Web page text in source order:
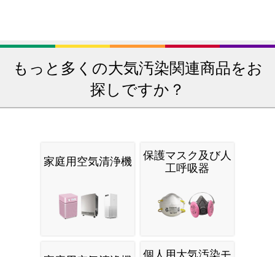
もっと多くの大気汚染関連商品をお
探しですか？
家庭用空気清浄機
保護マスク及び人
工呼吸器